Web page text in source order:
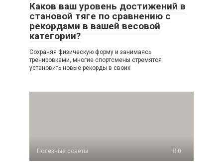
Каков ваш уровень достижений в
становой тяге по сравнению с
рекордами в вашей весовой
категории?
Сохраняя физическую форму и занимаясь
тренировками, многие спортсмены стремятся
установить новые рекорды в своих
Полезные советы 0